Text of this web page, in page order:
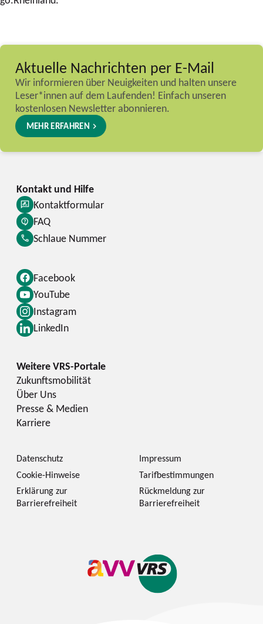
Aktuelle Nachrichten per E-Mail
Wir informieren über Neuigkeiten und halten unsere
Leser*innen auf dem Laufenden! Einfach unseren
kostenlosen Newsletter abonnieren.
MEHR ERFAHREN
Facebook
YouTube
Instagram
LinkedIn
Kontaktformular
FAQ
Schlaue Nummer
Zukunftsmobilität
Über Uns
Presse & Medien
Karriere
Datenschutz
Impressum
Cookie-Hinweise
Tarifbestimmungen
Erklärung zur
Barrierefreiheit
Rückmeldung zur
Barrierefreiheit